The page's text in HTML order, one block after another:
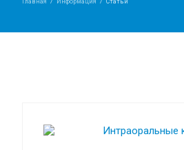
Главная Информация Статьи